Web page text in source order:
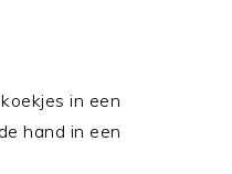
in een
hand in een